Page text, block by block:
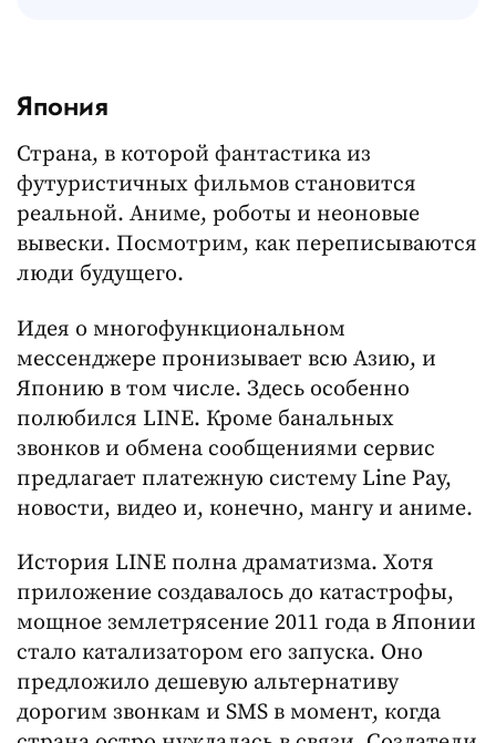
Япония
Страна, в которой фантастика из
футуристичных фильмов становится
реальной. Аниме, роботы и неоновые
вывески. Посмотрим, как переписываются
люди будущего.
Идея о многофункциональном
мессенджере пронизывает всю Азию, и
Японию в том числе. Здесь особенно
полюбился LINE. Кроме банальных
звонков и обмена сообщениями сервис
предлагает платежную систему Line Pay,
новости, видео и, конечно, мангу и аниме.
История LINE полна драматизма. Хотя
приложение создавалось до катастрофы,
мощное землетрясение 2011 года в Японии
стало катализатором его запуска. Оно
предложило дешевую альтернативу
дорогим звонкам и SMS в момент, когда